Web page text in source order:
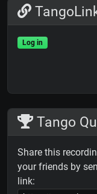
Log in
Tango
Share this
your friends by
link: